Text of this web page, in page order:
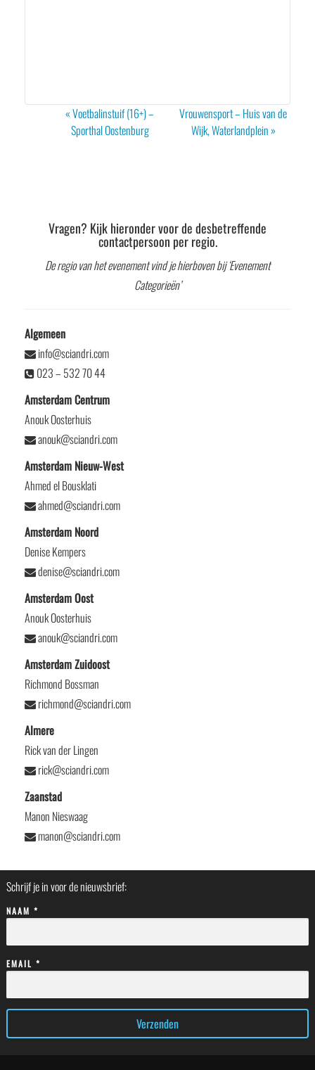
Evenement
Navigatie
«Voetbalinstuif (16+) –
Sporthal Oostenburg
Vrouwensport – Huis van de
Wijk, Waterlandplein»
Vragen? Kijk hieronder voor de desbetreffende
contactpersoon per regio.
De regio van het evenement vind je hierboven bij ‘Evenement
Categorieën’
Algemeen
info@sciandri.com
023 – 532 70 44
Amsterdam Centrum
Anouk Oosterhuis
anouk@sciandri.com
Amsterdam Nieuw-West
Ahmed el Bousklati
ahmed@sciandri.com
Amsterdam Noord
Denise Kempers
denise@sciandri.com
Amsterdam Oost
Anouk Oosterhuis
anouk@sciandri.com
Amsterdam Zuidoost
Richmond Bossman
richmond@sciandri.com
Almere
Rick van der Lingen
rick@sciandri.com
Zaanstad
Manon Nieswaag
manon@sciandri.com
Schrijf je in voor de nieuwsbrief:
NAAM *
EMAIL *